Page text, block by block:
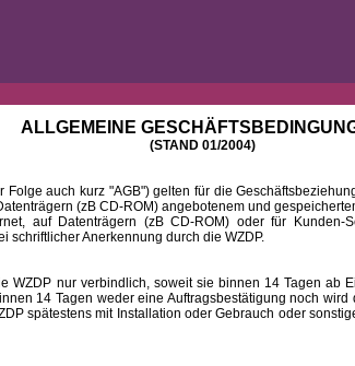
ALLGEMEINE
(STAND 01/2004)
auch kurz "AGB") gelten für die
(zB CD-ROM) angebotenem und
auf Datenträgern (zB CD-ROM) oder für
schriftlicher Anerkennung durch die WZDP.
nur verbindlich, soweit sie binnen 14 Tagen ab
14 Tagen weder eine Auftragsbestätigung noch
spätestens mit Installation oder Gebrauch oder